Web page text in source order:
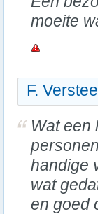
moeite
F.
Wat een
handige
wat
en goed